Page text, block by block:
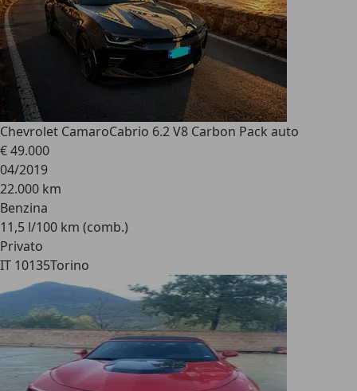
Chevrolet CamaroCabrio 6.2 V8 Carbon Pack auto
€ 49.000
04/2019
22.000 km
Benzina
11,5 l/100 km (comb.)
Privato
IT 10135Torino